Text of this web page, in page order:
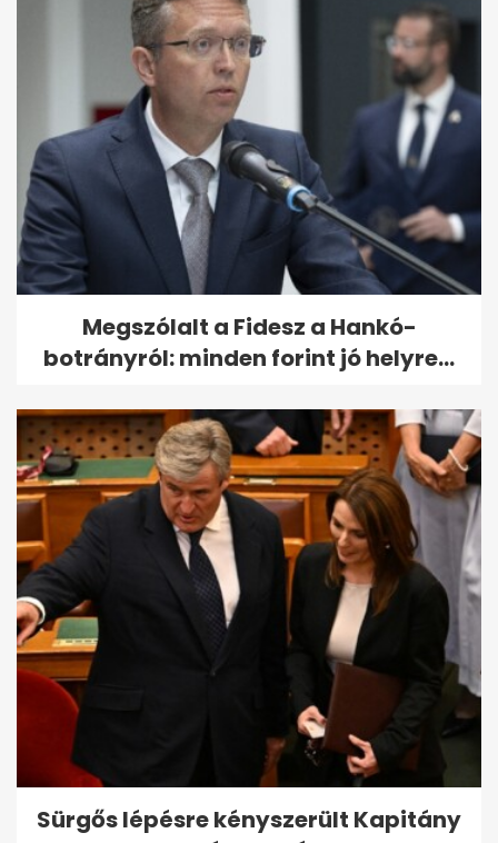
Megszólalt a Fidesz a Hankó-
botrányról: minden forint jó helyre...
Sürgős lépésre kényszerült Kapitány